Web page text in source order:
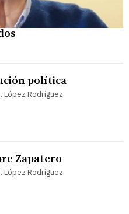
política
López Rodríguez
Zapatero
López Rodríguez